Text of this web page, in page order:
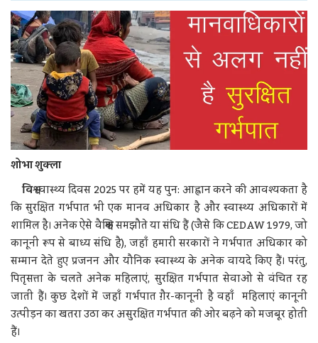
शोभा शुक्ला
विश्व स्वास्थ्य दिवस 2025 पर हमें यह पुन: आह्वान करने की आवश्यकता है
कि सुरक्षित गर्भपात भी एक मानव अधिकार है और स्वास्थ्य अधिकारों में
शामिल है। अनेक ऐसे वैश्विक समझौते या संधि हैं (जैसे कि CEDAW 1979, जो
कानूनी रूप से बाध्य संधि है), जहाँ हमारी सरकारों ने गर्भपात अधिकार को
सम्मान देते हुए प्रजनन और यौनिक स्वास्थ्य के अनेक वायदे किए हैं। परंतु,
पितृसत्ता के चलते अनेक महिलाएं, सुरक्षित गर्भपात सेवाओं से वंचित रह
जाती हैं। कुछ देशों में जहाँ गर्भपात ग़ैर-कानूनी है वहाँ महिलाएं कानूनी
उत्पीड़न का खतरा उठा कर असुरक्षित गर्भपात की ओर बढ़ने को मजबूर होती
हैं।